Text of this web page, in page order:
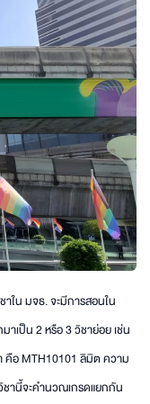
าใน มจธ. จะมีการสอนใน
าเป็น 2 หรือ 3 วิชาย่อย เช่น
คือ MTH10101 ลิมิต ความ
านี้จะคำนวณเกรดแยกกัน